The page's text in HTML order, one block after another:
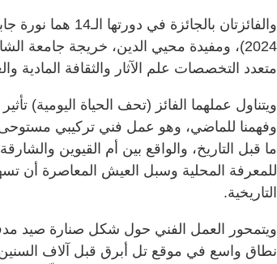
والفائزتان
متعدد التخصصات علم الآثار والثقافة المادية
ويتناول عملهما الفائز (تحف الحياة اليومية)
وفهمنا للماضي، وهو عمل فني تركيبي
ما قبل التاريخ، والواقع بين أم القيوين
للمعرفة المحلية وسبل العيش المعاصرة أن
التاريخية.
ويتمحور العمل الفني حول شكل صنارة صيد
نطاق واسع في موقع تل أبرق قبل آلاف